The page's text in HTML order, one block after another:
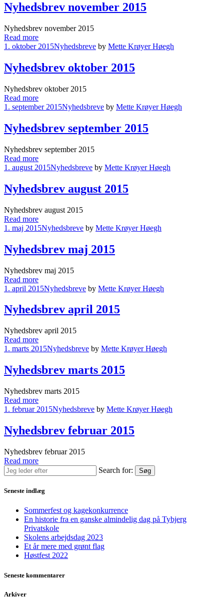
Nyhedsbrev november 2015
Nyhedsbrev november 2015
Read more
1. oktober 2015Nyhedsbreve by Mette Krøyer Høegh
Nyhedsbrev oktober 2015
Nyhedsbrev oktober 2015
Read more
1. september 2015Nyhedsbreve by Mette Krøyer Høegh
Nyhedsbrev september 2015
Nyhedsbrev september 2015
Read more
1. august 2015Nyhedsbreve by Mette Krøyer Høegh
Nyhedsbrev august 2015
Nyhedsbrev august 2015
Read more
1. maj 2015Nyhedsbreve by Mette Krøyer Høegh
Nyhedsbrev maj 2015
Nyhedsbrev maj 2015
Read more
1. april 2015Nyhedsbreve by Mette Krøyer Høegh
Nyhedsbrev april 2015
Nyhedsbrev april 2015
Read more
1. marts 2015Nyhedsbreve by Mette Krøyer Høegh
Nyhedsbrev marts 2015
Nyhedsbrev marts 2015
Read more
1. februar 2015Nyhedsbreve by Mette Krøyer Høegh
Nyhedsbrev februar 2015
Nyhedsbrev februar 2015
Read more
Search for:
Søg
Seneste indlæg
Sommerfest og kagekonkurrence
En historie fra en ganske almindelig dag på Tybjerg
Privatskole
Skolens arbejdsdag 2023
Et år mere med grønt flag
Høstfest 2022
Seneste kommentarer
Arkiver